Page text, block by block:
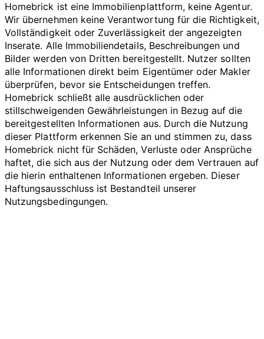
Homebrick ist eine Immobilienplattform, keine Agentur.
Wir übernehmen keine Verantwortung für die Richtigkeit,
Vollständigkeit oder Zuverlässigkeit der angezeigten
Inserate. Alle Immobiliendetails, Beschreibungen und
Bilder werden von Dritten bereitgestellt. Nutzer sollten
alle Informationen direkt beim Eigentümer oder Makler
überprüfen, bevor sie Entscheidungen treffen.
Homebrick schließt alle ausdrücklichen oder
stillschweigenden Gewährleistungen in Bezug auf die
bereitgestellten Informationen aus. Durch die Nutzung
dieser Plattform erkennen Sie an und stimmen zu, dass
Homebrick nicht für Schäden, Verluste oder Ansprüche
haftet, die sich aus der Nutzung oder dem Vertrauen auf
die hierin enthaltenen Informationen ergeben. Dieser
Haftungsausschluss ist Bestandteil unserer
Nutzungsbedingungen.